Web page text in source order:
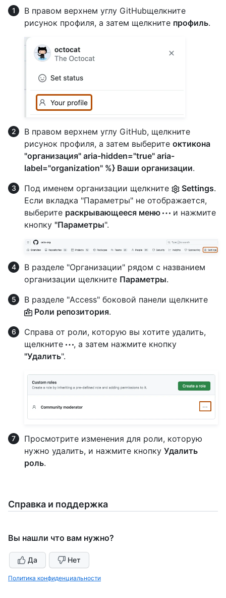
В правом верхнем углу GitHubщелкните
рисунок профиля, а затем щелкните профиль.
В правом верхнем углу GitHub, щелкните
рисунок профиля, а затем выберите октикона
"организация" aria-hidden="true" aria-
label="organization" %} Ваши организации.
Под именем организации щелкните
Settings.
Если вкладка "Параметры" не отображается,
выберите раскрывающееся меню
и нажмите
кнопку "Параметры".
В разделе "Организации" рядом с названием
организации щелкните Параметры.
В разделе "Access" боковой панели щелкните
Роли репозитория.
Справа от роли, которую вы хотите удалить,
щелкните
, а затем нажмите кнопку
"Удалить".
Просмотрите изменения для роли, которую
нужно удалить, и нажмите кнопку Удалить
роль.
Справка и поддержка
Вы нашли что вам нужно?
Да Нет
Политика конфиденциальности